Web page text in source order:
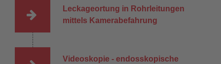
Leckageortung in Rohrleitungen
mittels Kamerabefahrung
Videoskopie - endosskopische